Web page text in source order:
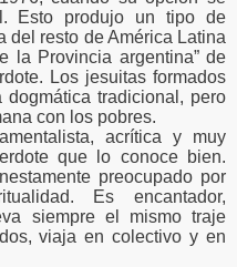
Esto produjo un tipo de
del resto de América Latina
la Provincia argentina” de
Los jesuitas formados
tradicional, pero
con los pobres.
acrítica y muy
que lo conoce bien.
preocupado por
Es encantador,
siempre el mismo traje
viaja en colectivo y en